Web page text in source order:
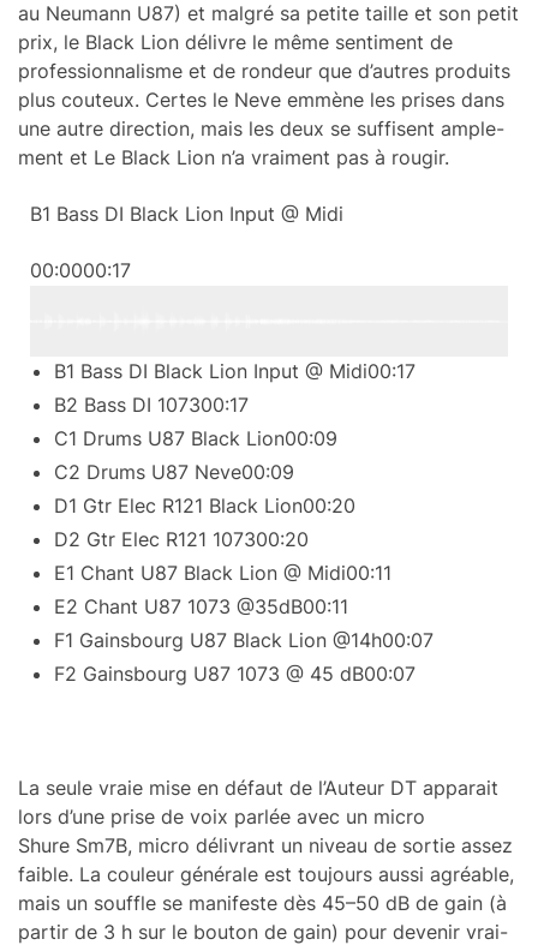
au Neumann U87) et malgré sa petite taille et son petit
prix, le Black Lion délivre le même senti­ment de
profes­sion­na­lisme et de rondeur que d’autres produits
plus couteux. Certes le Neve emmène les prises dans
une autre direc­tion, mais les deux se suffisent ample­
ment et Le Black Lion n’a vrai­ment pas à rougir.
B1 Bass DI Black Lion Input @ Midi
00:0000:17
B1 Bass DI Black Lion Input @ Midi00:17
B2 Bass DI 107300:17
C1 Drums U87 Black Lion00:09
C2 Drums U87 Neve00:09
D1 Gtr Elec R121 Black Lion00:20
D2 Gtr Elec R121 107300:20
E1 Chant U87 Black Lion @ Midi00:11
E2 Chant U87 1073 @35dB00:11
F1 Gains­bourg U87 Black Lion @14h00:07
F2 Gains­bourg U87 1073 @ 45 dB00:07
La seule vraie mise en défaut de l’Au­teur DT appa­rait
lors d’une prise de voix parlée avec un micro
Shure Sm7B, micro déli­vrant un niveau de sortie assez
faible. La couleur géné­rale est toujours aussi agréable,
mais un souffle se mani­feste dès 45–50 dB de gain (à
partir de 3 h sur le bouton de gain) pour deve­nir vrai­